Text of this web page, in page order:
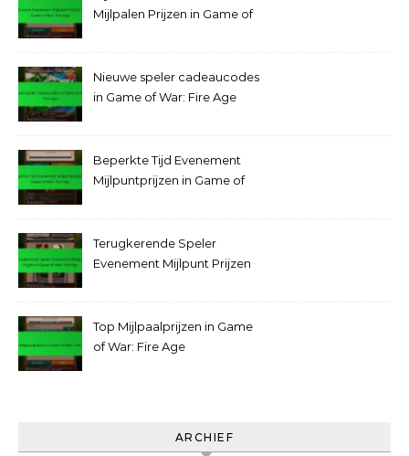
Mijlpalen Prijzen in Game of
Nieuwe speler cadeaucodes
in Game of War: Fire Age
Beperkte Tijd Evenement
Mijlpuntprijzen in Game of
Terugkerende Speler
Evenement Mijlpunt Prijzen
Top Mijlpaalprijzen in Game
of War: Fire Age
ARCHIEF